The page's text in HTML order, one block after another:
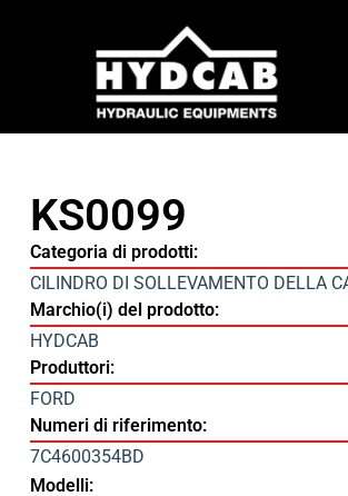
KS0099
Categoria di prodotti:
CILINDRO DI SOLLEVAMENTO DELLA
Marchio(i) del prodotto:
HYDCAB
Produttori:
FORD
Numeri di riferimento:
7C4600354BD
Modelli: